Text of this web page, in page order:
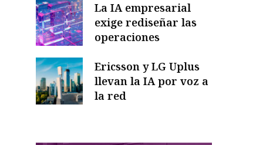
La IA empresarial
exige rediseñar las
operaciones
Ericsson y LG Uplus
llevan la IA por voz a
la red